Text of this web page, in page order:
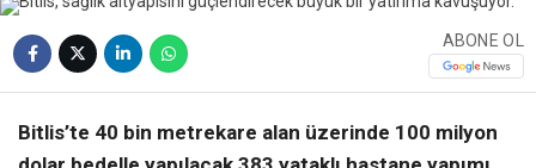
ABONE OL
Bitlis’te 40 bin metrekare alan üzerinde 100 milyon